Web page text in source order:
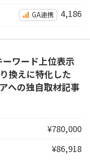
GA連携 4,186
ワード上位表示
換えに特化した
への独自取材記事
¥780,000
¥86,918